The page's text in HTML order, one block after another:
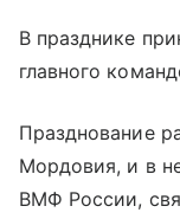
В празднике
главного
Празднование
Мордовия, и в
ВМФ России,